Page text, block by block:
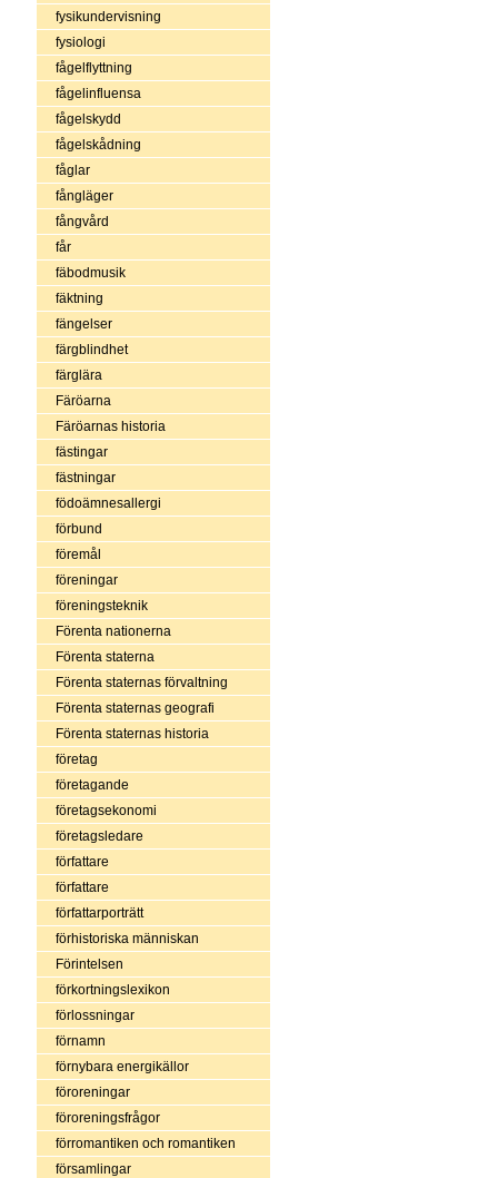
fysikundervisning
fysiologi
fågelflyttning
fågelinfluensa
fågelskydd
fågelskådning
fåglar
fångläger
fångvård
får
fäbodmusik
fäktning
fängelser
färgblindhet
färglära
Färöarna
Färöarnas historia
fästingar
fästningar
födoämnesallergi
förbund
föremål
föreningar
föreningsteknik
Förenta nationerna
Förenta staterna
Förenta staternas förvaltning
Förenta staternas geografi
Förenta staternas historia
företag
företagande
företagsekonomi
företagsledare
författare
författare
författarporträtt
förhistoriska människan
Förintelsen
förkortningslexikon
förlossningar
förnamn
förnybara energikällor
föroreningar
föroreningsfrågor
förromantiken och romantiken
församlingar